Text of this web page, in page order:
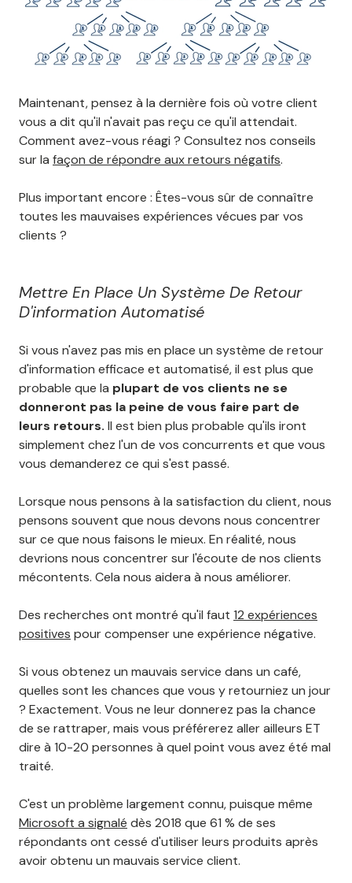
Maintenant, pensez à la dernière fois où votre client
vous a dit qu'il n'avait pas reçu ce qu'il attendait.
Comment avez-vous réagi ? Consultez nos conseils
sur la façon de répondre aux retours négatifs.
Plus important encore : Êtes-vous sûr de connaître
toutes les mauvaises expériences vécues par vos
clients ?
Mettre En Place Un Système De Retour
D'information Automatisé
Si vous n'avez pas mis en place un système de retour
d'information efficace et automatisé, il est plus que
probable que la plupart de vos clients ne se
donneront pas la peine de vous faire part de
leurs retours. Il est bien plus probable qu'ils iront
simplement chez l'un de vos concurrents et que vous
vous demanderez ce qui s'est passé.
Lorsque nous pensons à la satisfaction du client, nous
pensons souvent que nous devons nous concentrer
sur ce que nous faisons le mieux. En réalité, nous
devrions nous concentrer sur l'écoute de nos clients
mécontents. Cela nous aidera à nous améliorer.
Des recherches ont montré qu'il faut 12 expériences
positives pour compenser une expérience négative.
Si vous obtenez un mauvais service dans un café,
quelles sont les chances que vous y retourniez un jour
? Exactement. Vous ne leur donnerez pas la chance
de se rattraper, mais vous préférerez aller ailleurs ET
dire à 10-20 personnes à quel point vous avez été mal
traité.
C'est un problème largement connu, puisque même
Microsoft a signalé dès 2018 que 61 % de ses
répondants ont cessé d'utiliser leurs produits après
avoir obtenu un mauvais service client.